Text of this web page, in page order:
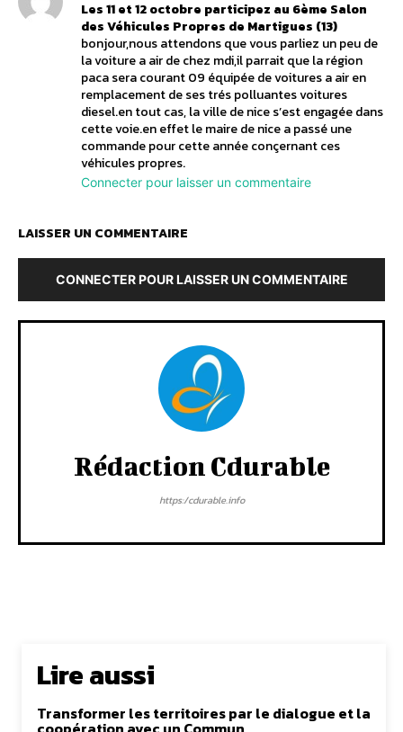
Les 11 et 12 octobre participez au 6ème Salon
des Véhicules Propres de Martigues (13)
bonjour,nous attendons que vous parliez un peu de
la voiture a air de chez mdi,il parrait que la région
paca sera courant 09 équipée de voitures a air en
remplacement de ses trés polluantes voitures
diesel.en tout cas, la ville de nice s’est engagée dans
cette voie.en effet le maire de nice a passé une
commande pour cette année conçernant ces
véhicules propres.
Connecter pour laisser un commentaire
LAISSER UN COMMENTAIRE
CONNECTER POUR LAISSER UN COMMENTAIRE
Rédaction Cdurable
https:/cdurable.info
Lire aussi
Transformer les territoires par le dialogue et la